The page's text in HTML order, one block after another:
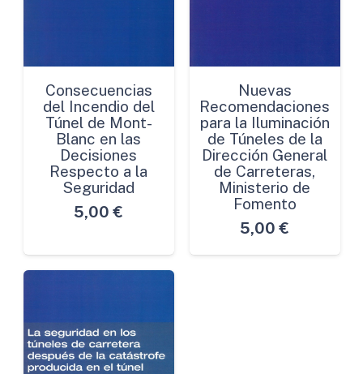
Consecuencias
del Incendio del
Túnel de Mont-
Blanc en las
Decisiones
Respecto a la
Seguridad
5,00 €
Nuevas
Recomendaciones
para la Iluminación
de Túneles de la
Dirección General
de Carreteras,
Ministerio de
Fomento
5,00 €